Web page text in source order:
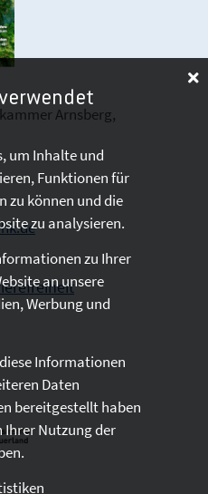
Arnsberg,
um Inhalte und
Funktionen für
zu können und die
zu analysieren.
zu Ihrer
an unsere
Werbung und
Informationen
Daten
bereitgestellt haben
Ihrer Nutzung der